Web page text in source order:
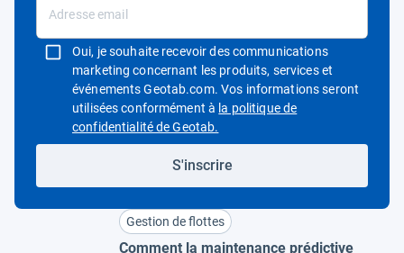
Gestion de flottes
Comment la maintenance prédictive
Oui, je souhaite recevoir des communications
marketing concernant les produits, services et
événements Geotab.com. Vos informations seront
utilisées conformément à la politique de
confidentialité de Geotab.
S'inscrire